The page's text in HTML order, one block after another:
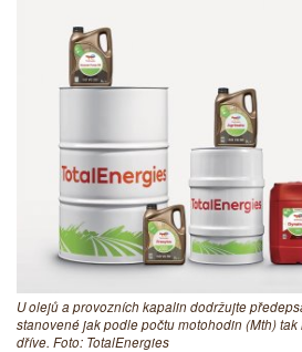
U olejů a provozních kapalin dodržujte
stanovené jak podle počtu motohodin (Mth)
dříve. Foto: TotalEnergies